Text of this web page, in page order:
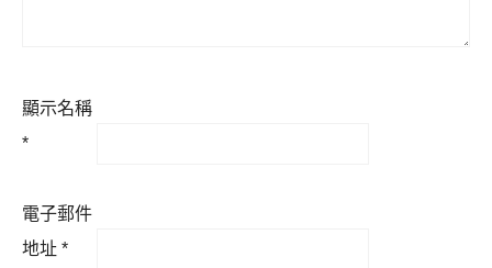
顯示名稱
*
電子郵件
地址 *